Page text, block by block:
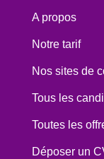
A propos
Notre tarif
Nos sites de
Tous les
Toutes les
Déposer un